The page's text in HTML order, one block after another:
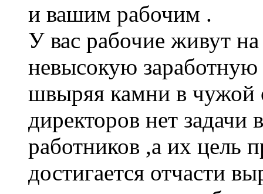
и вашим рабочим .
У вас рабочие живут
невысокую
швыряя камни в чужой
директоров нет задачи
работников ,а их цель
достигается отчасти